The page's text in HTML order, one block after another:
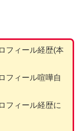
フィール経歴(本
フィール喧嘩自
フィール経歴に